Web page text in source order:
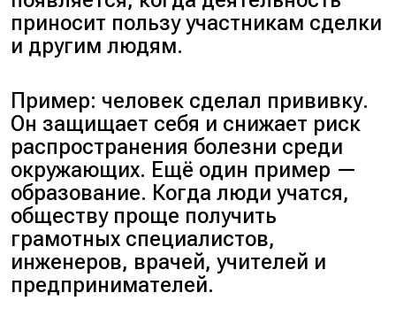
приносит пользу участникам сделки
и другим людям.
Пример: человек сделал прививку.
Он защищает себя и снижает риск
распространения болезни среди
окружающих. Ещё один пример —
образование. Когда люди учатся,
обществу проще получить
грамотных специалистов,
инженеров, врачей, учителей и
предпринимателей.